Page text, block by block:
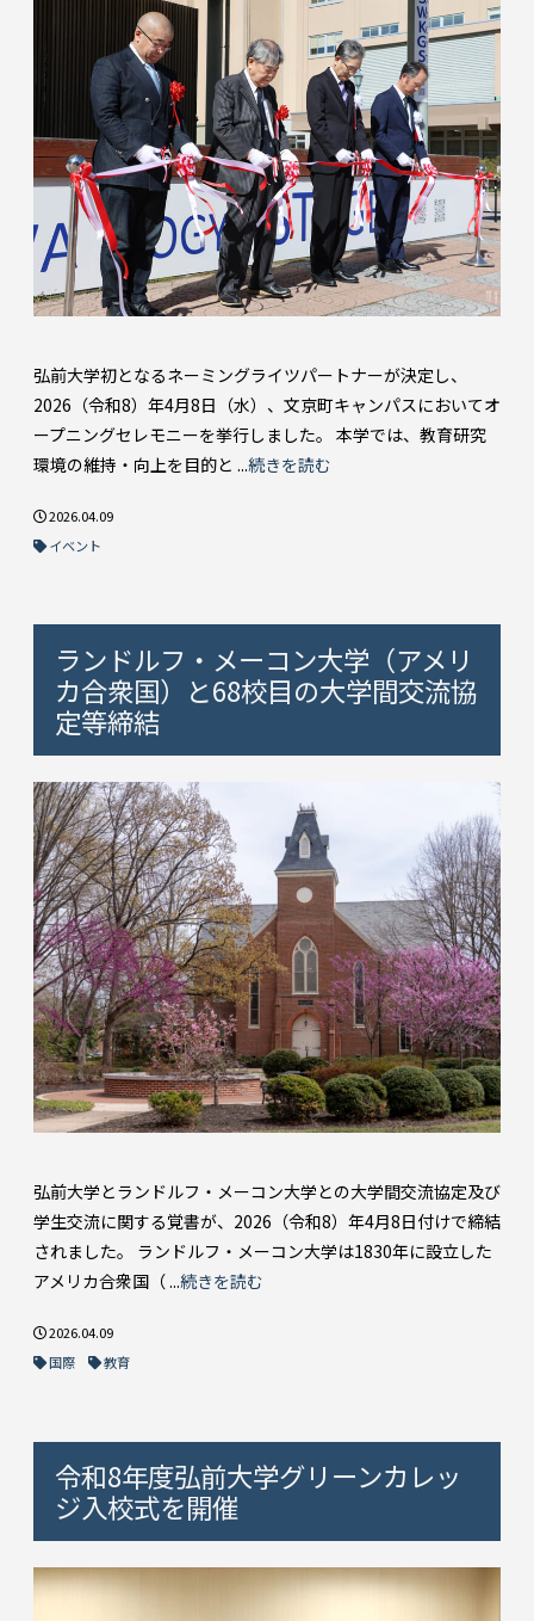
弘前大学初となるネーミングライツパートナーが決定し、
2026（令和8）年4月8日（水）、文京町キャンパスにおいてオ
ープニングセレモニーを挙行しました。 本学では、教育研究
環境の維持・向上を目的と ...続きを読む
2026.04.09
イベント
ランドルフ・メーコン大学（アメリ
カ合衆国）と68校目の大学間交流協
定等締結
弘前大学とランドルフ・メーコン大学との大学間交流協定及び
学生交流に関する覚書が、2026（令和8）年4月8日付けで締結
されました。 ランドルフ・メーコン大学は1830年に設立した
アメリカ合衆国（ ...続きを読む
2026.04.09
国際
教育
令和8年度弘前大学グリーンカレッ
ジ入校式を開催